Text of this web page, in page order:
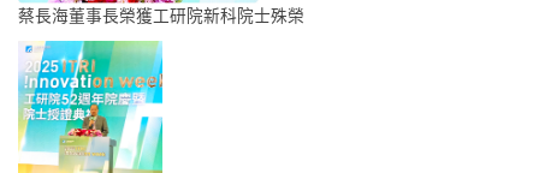
蔡長海董事長榮獲工研院新科院士殊榮